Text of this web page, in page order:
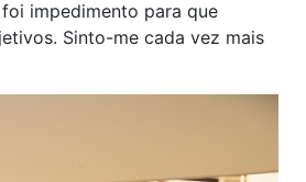
impedimento para que
Sinto-me cada vez mais